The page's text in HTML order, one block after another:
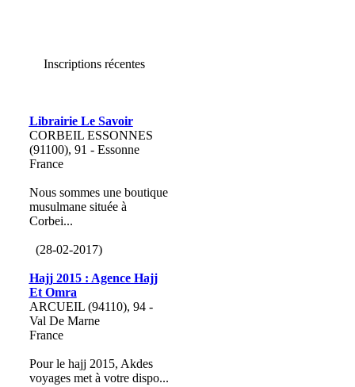
Inscriptions récentes
Librairie Le Savoir
CORBEIL ESSONNES
(91100), 91 - Essonne
France
Nous sommes une boutique
musulmane située à
Corbei...
(28-02-2017)
Hajj 2015 : Agence Hajj
Et Omra
ARCUEIL (94110), 94 -
Val De Marne
France
Pour le hajj 2015, Akdes
voyages met à votre dispo...